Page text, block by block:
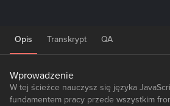
Opis Transkrypt QA
Wprowadzenie
W tej ścieżce nauczysz się języka
fundamentem pracy przede wszystkim